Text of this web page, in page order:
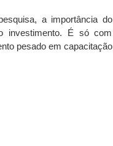
a importância do
investimento. É só com
pesado em capacitação